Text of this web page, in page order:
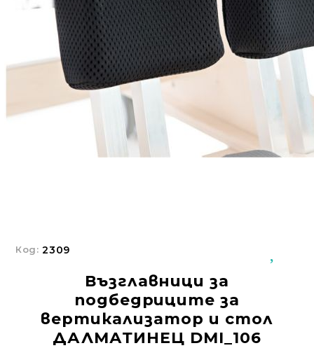
Добрич ул. Отец Паисий 5
Добрич 0876 514422
Осигуряване На Достъпна Среда
Ортези
Медицинско Оборудване ПОД НАЕМ
Нови Продукти
Финансиране
Код: 2309
Възглавници за
подбедриците за
вертикализатор и стол
ДАЛМАТИНЕЦ DMI_106